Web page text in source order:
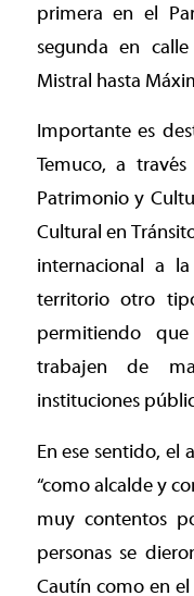
primera en el
segunda en
Mistral hasta
Importante es
Temuco, a
Patrimonio y
Cultural en
internacional a
territorio otro
permitiendo
trabajen de
instituciones
En ese sentido, el
“como alcalde y
muy contentos
personas se
Cautín como en